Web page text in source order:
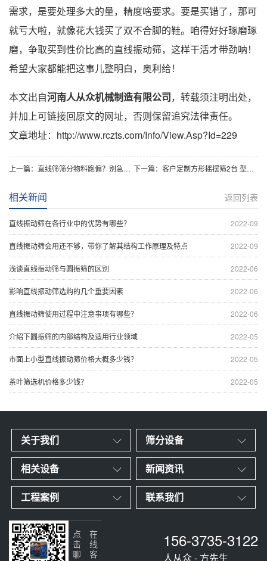
需求，是要处理多大的量，精度啥要求。要是买错了，那可
就亏大啦，就像花大钱买了双不合脚的鞋。咱得好好琢磨琢
磨，争取买到性价比高的直线振动筛，这样干活才带劲呐！
希望大家都能把这事儿整明白，奥利给！
本文出自河南人从众机械制造有限公司，转载须注明出处，
并加上可链接回原文的网址，否则保留追究法律责任。
文章地址：http://www.rczts.com/Info/View.Asp?Id=229
上一篇：直线筛筛分物料跑偏？别急，秘籍在此！ 下一篇：客户定制方形摇摆筛2台 型号为2036-5S
返回列表
相关新闻
2022-09
直线振动筛在各行业中的优势有哪些？
2022-09
直线振动筛会用还不够，带你了解其结构工作原理及特点
2022-06
浅谈直线振动筛与圆振筛的区别
2022-06
影响直线振动筛选购的几个重要因素
2022-06
直线振动筛使用过程中注意事项有哪些？
2022-05
介绍下圆振筛的内部结构及适用行业领域
2022-05
市面上小型直线振动筛价格大概多少钱？
2022-05
茶叶筛选机价格多少钱？
关于我们 筛分设备
相关设备 新闻资讯
工程案例 联系我们
156-3735-3122
人从众 - 方先生
在线客服
点击聊天